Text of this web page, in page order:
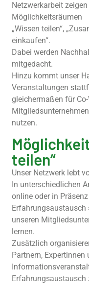
Netzwerkarbeit
Möglichkeitsräumen
„Wissen teilen“,
einkaufen“.
Dabei werden
mitgedacht.
Hinzu kommt unser
Veranstaltungen
gleichermaßen für
nutzen.
teilen“
Unser Netzwerk lebt
In unterschiedlichen
online oder in
unseren
lernen.
Zusätzlich
Partnern,
Erfahrungsaustausch